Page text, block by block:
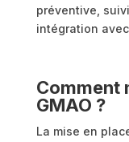
préventive,
intégration avec
Comment
GMAO ?
La mise en